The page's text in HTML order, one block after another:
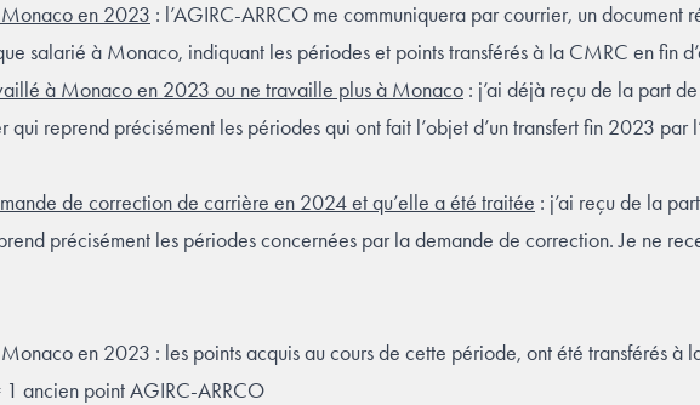
Monaco en 2023 : l’AGIRC-ARRCO me communiquera par courrier, un document
salarié à Monaco, indiquant les périodes et points transférés à la CMRC en fin
à Monaco en 2023 ou ne travaille plus à Monaco : j’ai déjà reçu de la part
qui reprend précisément les périodes qui ont fait l’objet d’un transfert fin 2023 par
de correction de carrière en 2024 et qu’elle a été traitée : j’ai reçu de la
précisément les périodes concernées par la demande de correction. Je ne
en 2023 : les points acquis au cours de cette période, ont été transférés à
ancien point AGIRC-ARRCO